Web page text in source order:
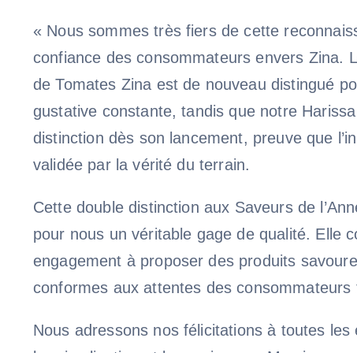
« Nous sommes très fiers de cette
confiance des consommateurs envers Zina.
de Tomates Zina est de nouveau distingué
gustative constante, tandis que notre
distinction dès son lancement, preuve que
validée par la vérité du terrain.
Cette double distinction aux Saveurs de
pour nous un véritable gage de qualité. Elle
engagement à proposer des produits
conformes aux attentes des consommateurs
Nous adressons nos félicitations à toutes les